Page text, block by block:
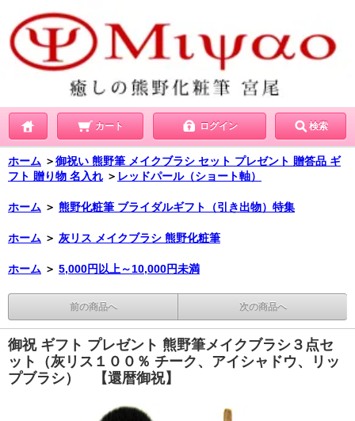
カート ログイン 検索
ホーム ＞御祝い 熊野筆 メイクブラシ セット プレゼント 贈答品 ギ
フト 贈り物 名入れ ＞ レッドパール（ショート軸）
ホーム ＞ 熊野化粧筆 ブライダルギフト（引き出物）特集
ホーム ＞ 灰リス メイクブラシ 熊野化粧筆
ホーム ＞ 5,000円以上～10,000円未満
前の商品へ 次の商品へ
御祝 ギフト プレゼント 熊野筆メイクブラシ３点セ
ット（灰リス１００％ チーク、アイシャドウ、リッ
プブラシ） 【還暦御祝】